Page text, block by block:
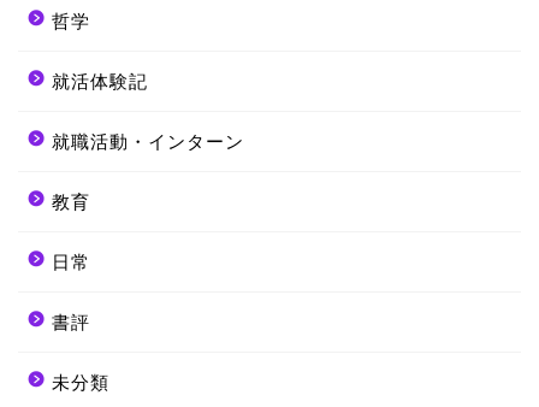
哲学
就活体験記
就職活動・インターン
教育
日常
書評
未分類